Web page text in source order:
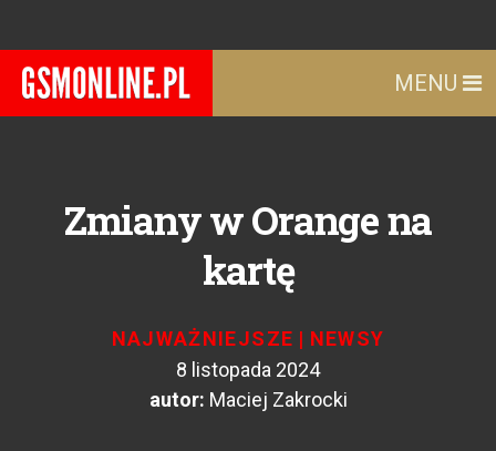
MENU
Zmiany w Orange na
kartę
NAJWAŻNIEJSZE | NEWSY
8 listopada 2024
autor: Maciej Zakrocki